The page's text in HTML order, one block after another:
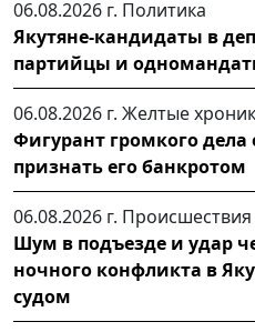
06.08.2026 г. Политика
Якутяне-кандидаты в
партийцы и
06.08.2026 г. Желтые
Фигурант громкого
признать его банкротом
06.08.2026 г. Происшествия
Шум в подъезде и удар
ночного конфликта в
судом